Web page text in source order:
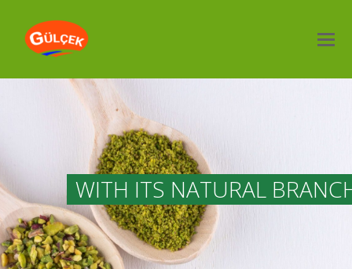
WITH ITS NATURAL